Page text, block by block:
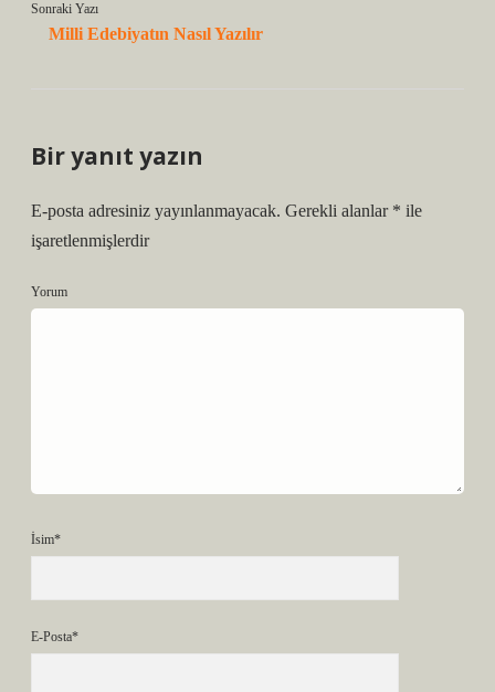
Sonraki Yazı
Milli Edebiyatın Nasıl Yazılır
Bir yanıt yazın
E-posta adresiniz yayınlanmayacak. Gerekli alanlar * ile
işaretlenmişlerdir
Yorum
İsim*
E-Posta*